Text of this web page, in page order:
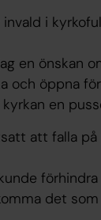
i
en önskan
öppna
en
att falla
det